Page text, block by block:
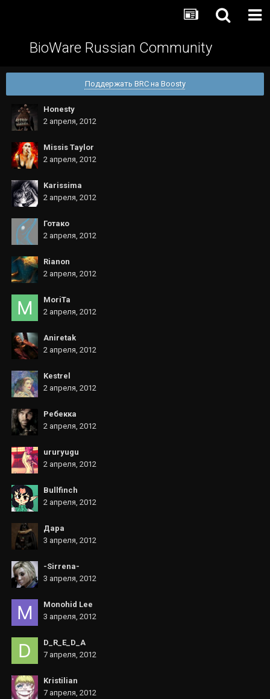
BioWare Russian Community
Поддержать BRC на Boosty
Honesty
2 апреля, 2012
Missis Taylor
2 апреля, 2012
Karissima
2 апреля, 2012
Готако
2 апреля, 2012
Rianon
2 апреля, 2012
MoriTa
2 апреля, 2012
Aniretak
2 апреля, 2012
Kestrel
2 апреля, 2012
Ребекка
2 апреля, 2012
ururyugu
2 апреля, 2012
Bullfinch
2 апреля, 2012
Дара
3 апреля, 2012
-Sirrena-
3 апреля, 2012
Monohid Lee
3 апреля, 2012
D_R_E_D_A
7 апреля, 2012
Kristilian
7 апреля, 2012